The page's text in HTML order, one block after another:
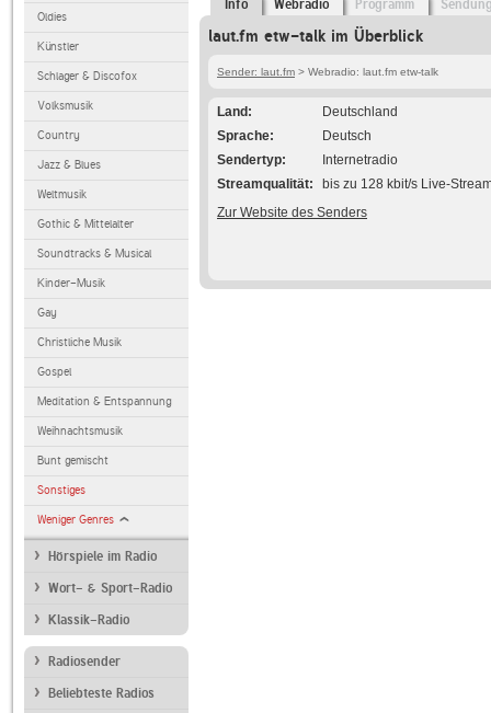
Oldies
Künstler
Schlager & Discofox
Volksmusik
Country
Jazz & Blues
Weltmusik
Gothic & Mittelalter
Soundtracks & Musical
Kinder-Musik
Gay
Christliche Musik
Gospel
Meditation & Entspannung
Weihnachtsmusik
Bunt gemischt
Sonstiges
Weniger Genres
Hörspiele im Radio
Wort- & Sport-Radio
Klassik-Radio
Radiosender
Beliebteste Radios
Info Webradio Programm
laut.fm etw-talk im Überblick
Sender: laut.fm > Webradio: laut.fm etw-talk
Land
Deutschland
Sprache
Deutsch
Sendertyp
Internetradio
Streamqualität
bis zu 128 kbit/s Live-
Zur Website des Senders